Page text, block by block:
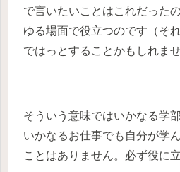
で言いたいことはこれだった
ゆる場面で役立つのです（そ
ではっとすることかもしれませ
そういう意味ではいかなる学
いかなるお仕事でも自分が学
ことはありません。必ず役に立